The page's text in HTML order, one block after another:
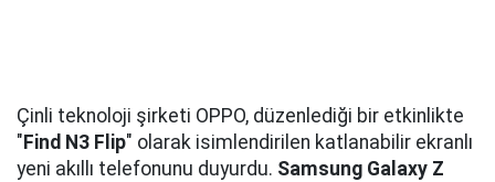
Çinli teknoloji şirketi OPPO, düzenlediği bir etkinlikte
" Find N3 Flip" olarak isimlendirilen katlanabilir ekranlı
yeni akıllı telefonunu duyurdu. Samsung Galaxy Z